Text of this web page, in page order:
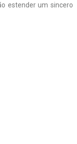
estender um sincero